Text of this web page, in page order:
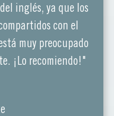
inglés, ya que los
con el
muy preocupado
¡Lo recomiendo!"